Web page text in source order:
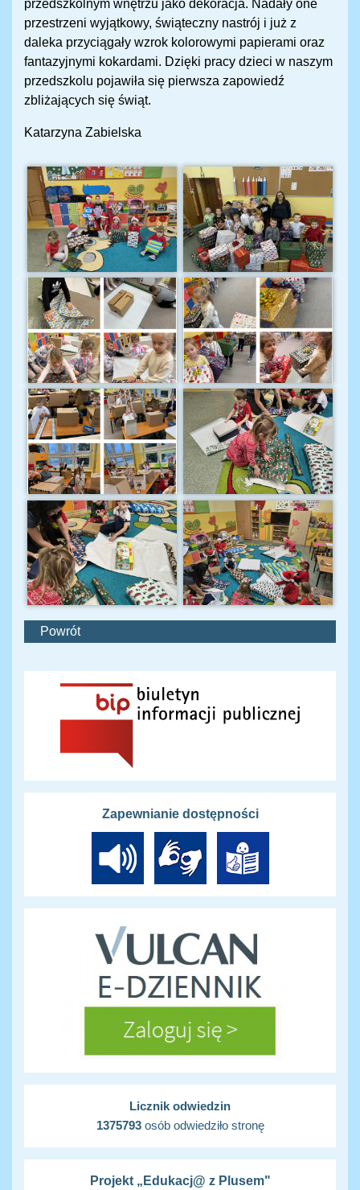
przedszkolnym wnętrzu jako dekoracja. Nadały one
przestrzeni wyjątkowy, świąteczny nastrój i już z
daleka przyciągały wzrok kolorowymi papierami oraz
fantazyjnymi kokardami. Dzięki pracy dzieci w naszym
przedszkolu pojawiła się pierwsza zapowiedź
zbliżających się świąt.
Katarzyna Zabielska
Powrót
Zapewnianie dostępności
Licznik odwiedzin
1375793osób odwiedziło stronę
Projekt „Edukacj@ z Plusem"